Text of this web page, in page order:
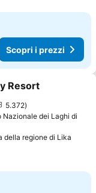
Scopri i prezzi
preferiti
Resort
5.372
Nazionale dei Laghi di
della regione di Lika